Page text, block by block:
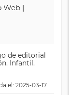
Web |
de editorial
Infantil.
el: 2025-03-17